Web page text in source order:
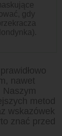
gdy
nawet
Naszym
metod
wskazówek
znać przed